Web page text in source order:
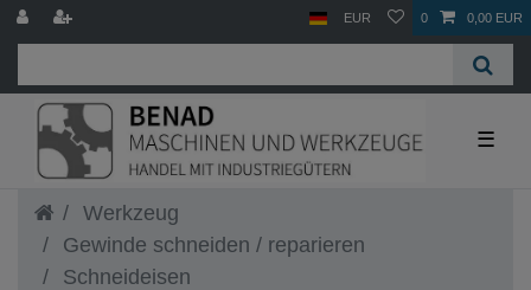
EUR 0 0,00 EUR
☰
Werkzeug
Gewinde schneiden / reparieren
Schneideisen